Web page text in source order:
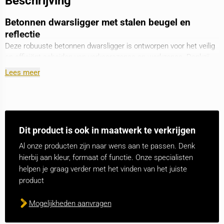
Betonnen dwarsligger met stalen beugel en
reflectie
Deze robuuste betonnen dwarsligger is ontworpen voor het veilig
en efficiënt scheiden van verkeerszones en werkzones. Dankzij
de combinatie van hoogwaardige materialen, slimme details en
flexibiliteit in gebruik is dit element een ideale keuze voor tijdelijke
De dwarsligger is vervaardigd uit duurzaam gewapend beton en
diameter van 76 mm. De beugel verhoogt niet alleen de
zichtbaarheid en veiligheid, maar biedt ook extra bescherming
voor voetgangers en voertuigen. De dwarsligger is verder
uitgerust met rood reflecterende banden, die zorgen voor
uitstekende zichtbaarheid onder alle lichtomstandigheden, dag en
nacht.
Dankzij de onderrijhoogte van 100 mm is de dwarsligger
Lees meer
Dit product is ook in maatwerk te verkrijgen
Al onze producten zijn naar wens aan te passen. Denk
hierbij aan kleur, formaat of functie. Onze specialisten
helpen je graag verder met het vinden van het juiste
product
Mogelijkheden aanvragen